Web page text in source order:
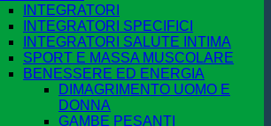
INTEGRATORI
INTEGRATORI SPECIFICI
INTEGRATORI SALUTE INTIMA
SPORT E MASSA MUSCOLARE
BENESSERE ED ENERGIA
DIMAGRIMENTO UOMO E
DONNA
GAMBE PESANTI